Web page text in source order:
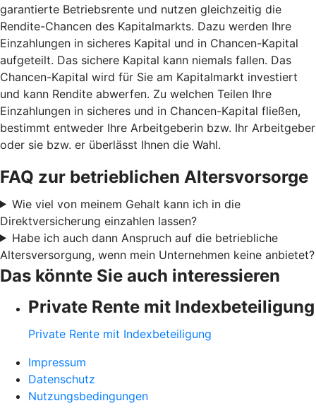
garantierte Betriebsrente und nutzen gleichzeitig die
Rendite-Chancen des Kapitalmarkts. Dazu werden Ihre
Einzahlungen in sicheres Kapital und in Chancen-Kapital
aufgeteilt. Das sichere Kapital kann niemals fallen. Das
Chancen-Kapital wird für Sie am Kapitalmarkt investiert
und kann Rendite abwerfen. Zu welchen Teilen Ihre
Einzahlungen in sicheres und in Chancen-Kapital fließen,
bestimmt entweder Ihre Arbeitgeberin bzw. Ihr Arbeitgeber
oder sie bzw. er überlässt Ihnen die Wahl.
FAQ zur betrieblichen Altersvorsorge
Wie viel von meinem Gehalt kann ich in die
Direktversicherung einzahlen lassen?
Habe ich auch dann Anspruch auf die betriebliche
Altersversorgung, wenn mein Unternehmen keine anbietet?
Das könnte Sie auch interessieren
Private Rente mit Indexbeteiligung
Private Rente mit Indexbeteiligung
Impressum
Datenschutz
Nutzungsbedingungen